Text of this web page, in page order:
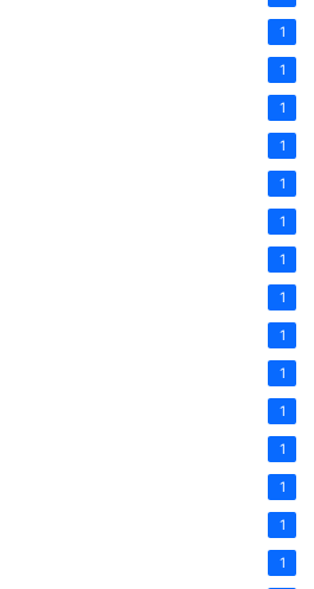
1
1
1
1
1
1
1
1
1
1
1
1
1
1
1